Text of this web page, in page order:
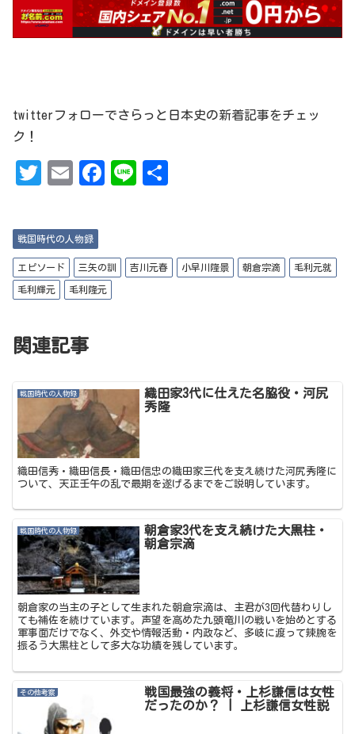
twitterフォローでさらっと日本史の新着記事をチェッ
ク！
T
it
te
r
Em
l
Fa
Li
戦国時代の人物録
エピソード 三矢の訓 吉川元春 小早川隆景 朝倉宗滴 毛利元就
毛利輝元 毛利隆元
関連記事
戦国時代の人物録
織田家3代に仕えた名脇役・河尻
秀隆
織田信秀・織田信長・織田信忠の織田家三代を支え続けた河尻秀隆に
ついて、天正壬午の乱で最期を遂げるまでをご説明しています。
戦国時代の人物録
朝倉家3代を支え続けた大黒柱・
朝倉宗滴
朝倉家の当主の子として生まれた朝倉宗滴は、主君が3回代替わりし
ても補佐を続けています。声望を高めた九頭竜川の戦いを始めとする
軍事面だけでなく、外交や情報活動・内政など、多岐に渡って辣腕を
振るう大黒柱として多大な功績を残しています。
その他考察
戦国最強の義将・上杉謙信は女性
だったのか？ | 上杉謙信女性説